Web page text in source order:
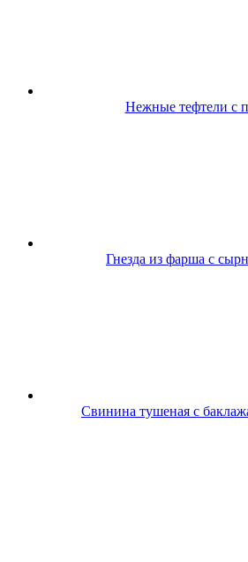
Нежные тефтели с
Гнезда из фарша с
Свинина тушеная с